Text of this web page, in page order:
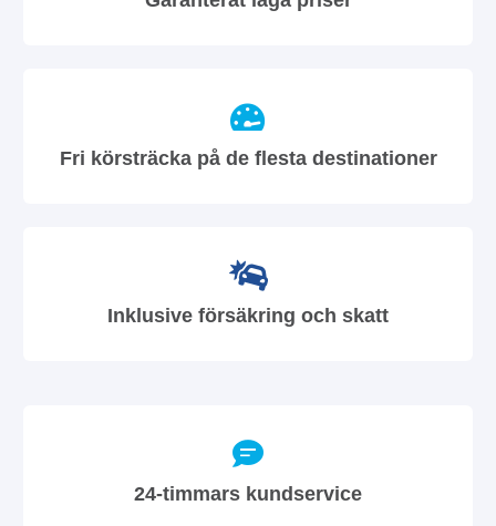
Fri körsträcka på de flesta destinationer
Inklusive försäkring och skatt
24-timmars kundservice